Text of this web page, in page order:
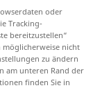
oder
Tracking-
bereitzustellen“
möglicherweise nicht
zu ändern
am unteren Rand der
finden Sie in